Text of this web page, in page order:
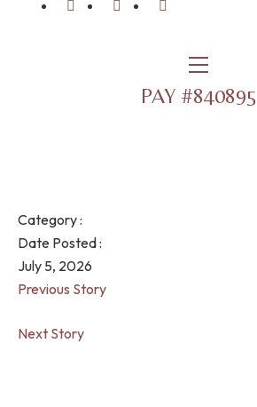
PAY #840895
Category :
Date Posted :
July 5, 2026
Previous Story
Next Story